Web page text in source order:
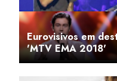
Eurovisivos em
'MTV EMA 2018'